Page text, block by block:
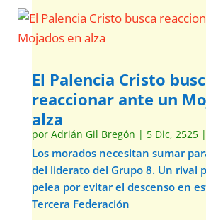
El Palencia Cristo
reaccionar ante un
alza
por Adrián Gil Bregón | 5 Dic, 2525|
Los morados necesitan sumar
del liderato del Grupo 8. Un rival
pelea por evitar el descenso en
Tercera Federación